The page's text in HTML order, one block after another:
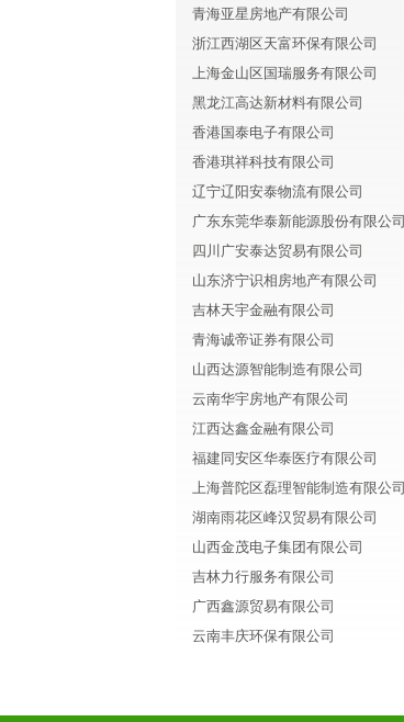
青海亚星房地产有限公司
浙江西湖区天富环保有限公司
上海金山区国瑞服务有限公司
黑龙江高达新材料有限公司
香港国泰电子有限公司
香港琪祥科技有限公司
辽宁辽阳安泰物流有限公司
广东东莞华泰新能源股份有限公司
四川广安泰达贸易有限公司
山东济宁识相房地产有限公司
吉林天宇金融有限公司
青海诚帝证券有限公司
山西达源智能制造有限公司
云南华宇房地产有限公司
江西达鑫金融有限公司
福建同安区华泰医疗有限公司
上海普陀区磊理智能制造有限公司
湖南雨花区峰汉贸易有限公司
山西金茂电子集团有限公司
吉林力行服务有限公司
广西鑫源贸易有限公司
云南丰庆环保有限公司